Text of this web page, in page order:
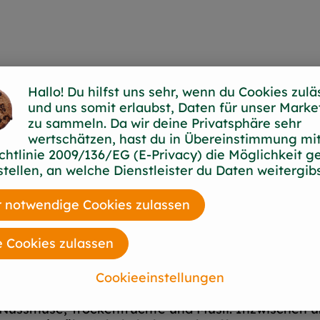
in Europa. Begonnen hat alles ganz
einem Bauernhof mit kleinem Naturkostladen
ein international agierendes
biologische, naturbelassene und vegetarische
Trockenfrüchte und Müsli. Inzwischen
Hallo! Du hilfst uns sehr, wenn du Cookies
und uns somit erlaubst, Daten für unser
zu sammeln. Da wir deine Privatsphäre sehr
wertschätzen, hast du in Übereinstimmung
2009/136/EG (E-Privacy) die Möglichkeit
an welche Dienstleister du Daten
Cookieeinstellungen
notwendige Cookies zulassen
Cookies zulassen